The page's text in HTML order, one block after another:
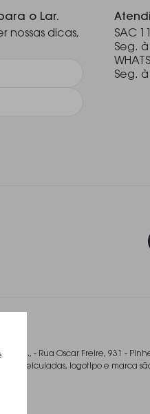
o Lar.
nossas dicas,
SAC
Seg. à
Seg. à
Ltda., - Rua Oscar Freire, 931 -
aqui veiculadas, logotipo e